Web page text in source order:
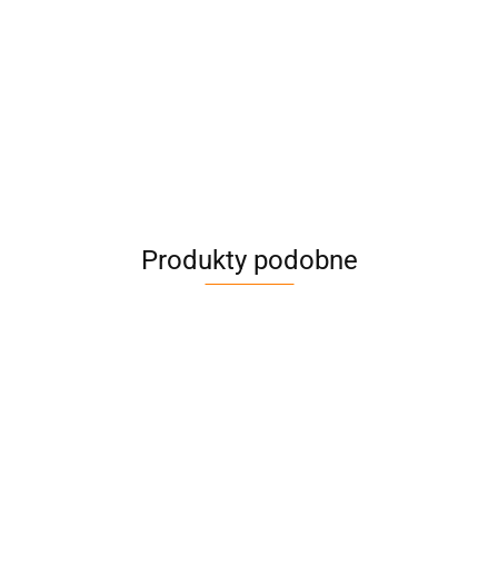
Produkty podobne